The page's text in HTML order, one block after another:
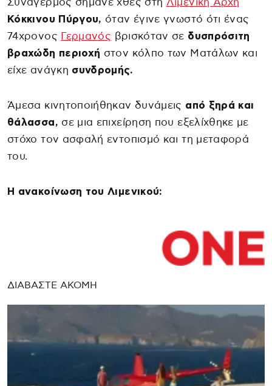
Κόκκινου Πύργου, όταν έγινε γνωστό ότι ένας
74χρονος Γερμανός βρισκόταν σε δυσπρόσιτη
βραχώδη περιοχή στον κόλπο των Ματάλων και
είχε ανάγκη συνδρομής.
Άμεσα κινητοποιήθηκαν δυνάμεις από ξηρά και
θάλασσα, σε μια επιχείρηση που εξελίχθηκε με
στόχο τον ασφαλή εντοπισμό και τη μεταφορά
του.
H ανακοίνωση του Λιμενικού:
ΔΙΑΒΑΣΤΕ ΑΚΟΜΗ